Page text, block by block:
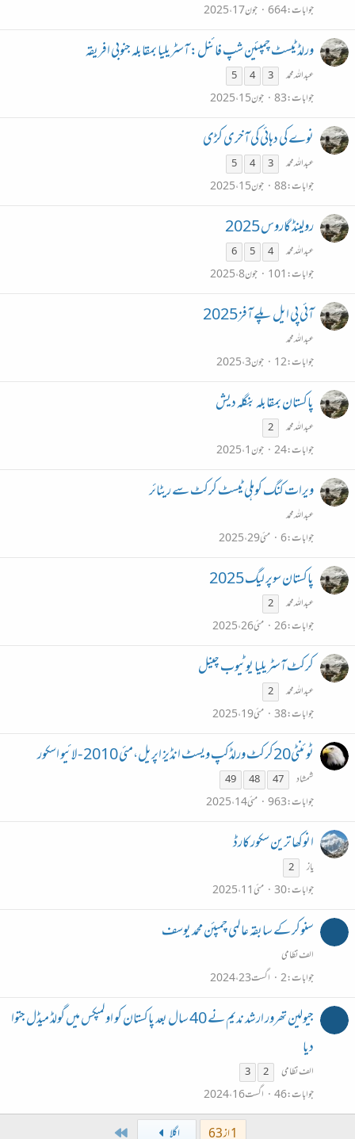
جوابات 664 جون 17، 2025
ورلڈ ٹیسٹ چمپئین شپ فائنل: آسٹریلیا بمقابلہ جنوبی افریقہ
عبداللہ محمد 3
4
5
جوابات 83 جون 15، 2025
نوے کی دہائی کی آخری کڑی
عبداللہ محمد 3
4
5
جوابات 88 جون 15، 2025
رولینڈ گاروس 2025
عبداللہ محمد 4
5
6
جوابات 101 جون 8، 2025
آئی پی ایل پلے آفز 2025
عبداللہ محمد
جوابات 12 جون 3، 2025
پاکستان بمقابلہ بنگلہ دیش
عبداللہ محمد 2
جوابات 24 جون 1، 2025
ویرات کنگ کوہلی ٹیسٹ کرکٹ سے ریٹائر
عبداللہ محمد
جوابات 6 مئی 29، 2025
پاکستان سوپر لیگ 2025
عبداللہ محمد 2
جوابات 26 مئی 26، 2025
کرکٹ آسٹریلیا یوٹیوب چینل
عبداللہ محمد 2
جوابات 38 مئی 19، 2025
ٹوئنٹی20کرکٹ ورلڈکپ ویسٹ انڈیز اپریل،مئی 2010 - لائیو اسکور
شمشاد 47
48
49
جوابات 963 مئی 14، 2025
انوکھا ترین سکور کارڈ
یاز 2
جوابات 30 مئی 11، 2025
سنوکر کے سابقہ عالمی چمپئن محمد یوسف
الف نظامی
جوابات 2 اگست 23، 2024
جیولین تھرور ارشد ندیم نے 40 سال بعد پاکستان کو اولمپکس میں گولڈ میڈل جتوا
دیا
الف نظامی 2
3
جوابات 46 اگست 16، 2024
1 از 63 اگلا